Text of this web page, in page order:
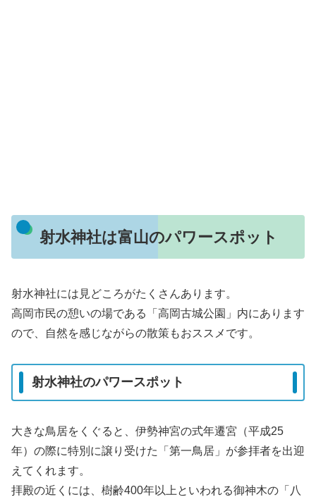
射水神社は富山のパワースポット
射水神社には見どころがたくさんあります。
高岡市民の憩いの場である「高岡古城公園」内にあります
ので、自然を感じながらの散策もおススメです。
射水神社のパワースポット
大きな鳥居をくぐると、伊勢神宮の式年遷宮（平成25
年）の際に特別に譲り受けた「第一鳥居」が参拝者を出迎
えてくれます。
拝殿の近くには、樹齢400年以上といわれる御神木の「八